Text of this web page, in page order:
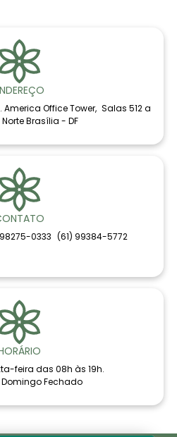
America Office Tower, Salas 512 a
Brasília - DF
0333 (61) 99384-5772
feira das 08h às 19h.
Fechado